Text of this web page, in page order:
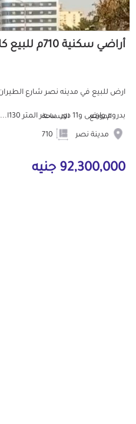
أراضي سكنية 710م للبيع كاش بمدينة نصر القاهرة
بدروم وارضى و11 دور. سعر المتر 130ا...
الموقع
مدينة نصر
المساحة
92,300,000 جنيه